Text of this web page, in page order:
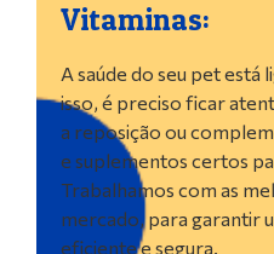
Vitaminas:
A saúde do seu pet está
isso, é preciso ficar
a reposição ou
e suplementos certos
Trabalhamos com as
mercado, para garantir
eficiente e segura.